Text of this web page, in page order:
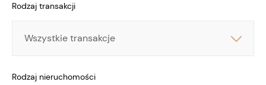
Rodzaj transakcji
transakcji
Rodzaj nieruchomości